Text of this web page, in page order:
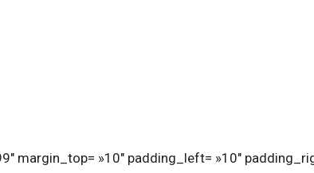
margin_top= »10″ padding_left= »10″